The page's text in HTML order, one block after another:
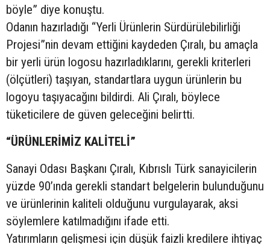
böyle” diye konuştu.
Odanın hazırladığı “Yerli Ürünlerin Sürdürülebilirliği
Projesi”nin devam ettiğini kaydeden Çıralı, bu amaçla
bir yerli ürün logosu hazırladıklarını, gerekli kriterleri
(ölçütleri) taşıyan, standartlara uygun ürünlerin bu
logoyu taşıyacağını bildirdi. Ali Çıralı, böylece
tüketicilere de güven geleceğini belirtti.
“ÜRÜNLERİMİZ KALİTELİ”
Sanayi Odası Başkanı Çıralı, Kıbrıslı Türk sanayicilerin
yüzde 90’ında gerekli standart belgelerin bulunduğunu
ve ürünlerinin kaliteli olduğunu vurgulayarak, aksi
söylemlere katılmadığını ifade etti.
Yatırımların gelişmesi için düşük faizli kredilere ihtiyaç